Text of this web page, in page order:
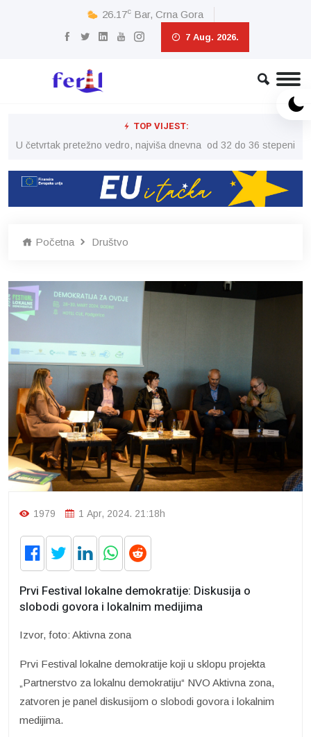
26.17c Bar, Crna Gora
7 Aug. 2026.
TOP VIJEST:
U četvrtak pretežno vedro, najviša dnevna od 32 do 36 stepeni
Početna Društvo
1979 1 Apr, 2024. 21:18h
Prvi Festival lokalne demokratije: Diskusija o
slobodi govora i lokalnim medijima
Izvor, foto: Aktivna zona
Prvi Festival lokalne demokratije koji u sklopu projekta
„Partnerstvo za lokalnu demokratiju“ NVO Aktivna zona,
zatvoren je panel diskusijom o slobodi govora i lokalnim
medijima.